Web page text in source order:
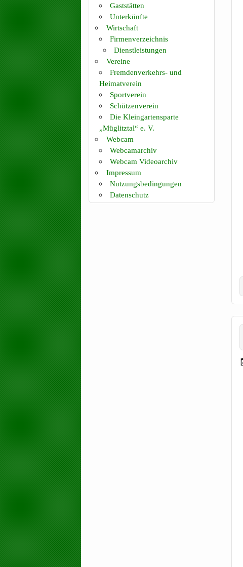
Gaststätten
Unterkünfte
Wirtschaft
Firmenverzeichnis
Dienstleistungen
Vereine
Fremdenverkehrs- und
Heimatverein
Sportverein
Schützenverein
Die Kleingartensparte
„Müglitztal“ e. V.
Webcam
Webcamarchiv
Webcam Videoarchiv
Impressum
Nutzungsbedingungen
Datenschutz